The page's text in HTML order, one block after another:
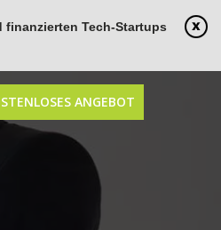
finanzierten Tech-Startups
ANGEBOT